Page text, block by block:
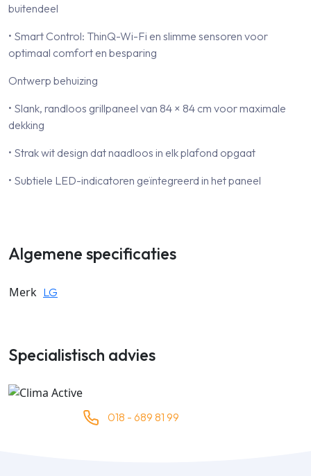
buitendeel
• Smart Control: ThinQ-Wi-Fi en slimme sensoren voor
optimaal comfort en besparing
Ontwerp behuizing
• Slank, randloos grillpaneel van 84 × 84 cm voor maximale
dekking
• Strak wit design dat naadloos in elk plafond opgaat
• Subtiele LED-indicatoren geïntegreerd in het paneel
Algemene specificaties
Merk LG
Specialistisch advies
018 - 689 81 99